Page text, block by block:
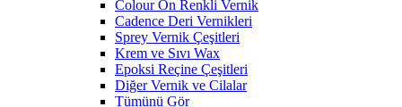
Colour On Renkli Vernik
Cadence Deri Vernikleri
Sprey Vernik Çeşitleri
Krem ve Sıvı Wax
Epoksi Reçine Çeşitleri
Diğer Vernik ve Cilalar
Tümünü Gör